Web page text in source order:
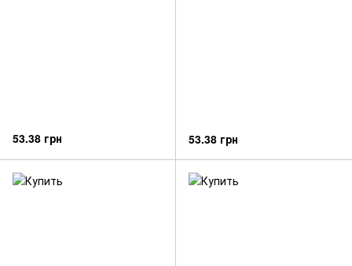
53.38 грн 53.38 грн